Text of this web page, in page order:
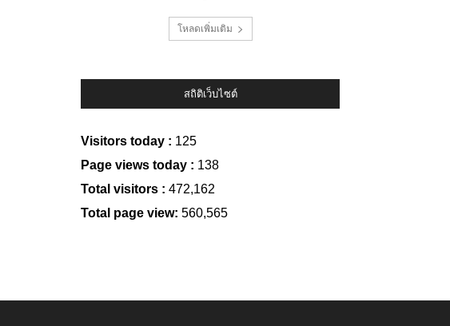
โหลดเพิ่มเติม
สถิติเว็บไซต์
Visitors today : 125
Page views today : 138
Total visitors : 472,162
Total page view: 560,565